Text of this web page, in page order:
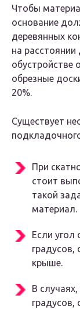
Чтобы
основание
деревянных
на расстоянии
обустройстве
обрезные
20%.
Существует
При
стоит
такой
материал.
Если угол
градусов,
крыше.
В